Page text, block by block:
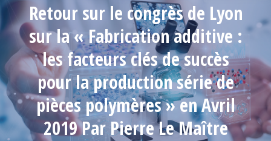
Retour sur le congrès de Lyon
sur la « Fabrication additive :
les facteurs clés de succès
pour la production série de
pièces polymères » en Avril
2019 Par Pierre Le Maître
Vous êtes ici :